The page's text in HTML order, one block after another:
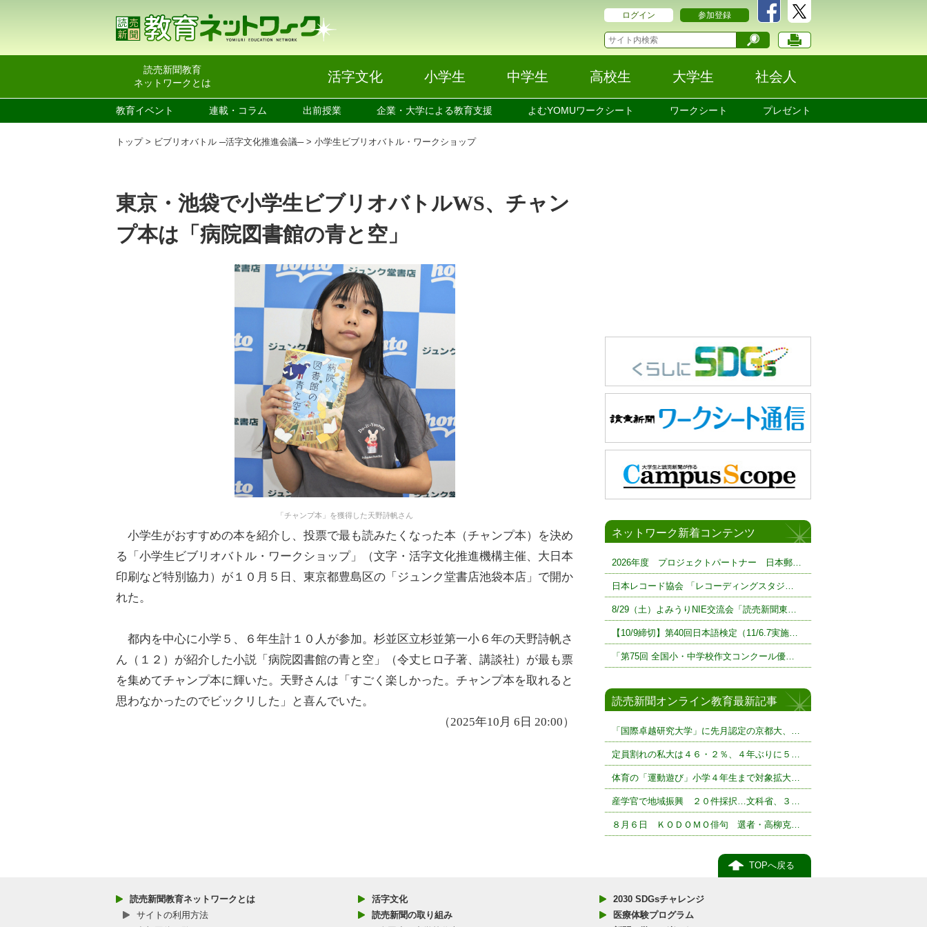
ログイン 参加登録
読売新聞教育
ネットワークとは
活字文化 小学生 中学生 高校生 大学生 社会人
教育イベント 連載・コラム 出前授業 企業・大学による教育支援 よむYOMUワークシート ワークシート プレゼント
トップ ビブリオバトル ─活字文化推進会議─ 小学生ビブリオバトル・ワークショップ
東京・池袋で小学生ビブリオバトルWS、チャン
プ本は「病院図書館の青と空」
「チャンプ本」を獲得した天野詩帆さん
小学生がおすすめの本を紹介し、投票で最も読みたくなった本（チャンプ本）を決め
る「小学生ビブリオバトル・ワークショップ」（文字・活字文化推進機構主催、大日本
印刷など特別協力）が１０月５日、東京都豊島区の「ジュンク堂書店池袋本店」で開か
れた。
都内を中心に小学５、６年生計１０人が参加。杉並区立杉並第一小６年の天野詩帆さ
ん（１２）が紹介した小説「病院図書館の青と空」（令丈ヒロ子著、講談社）が最も票
を集めてチャンプ本に輝いた。天野さんは「すごく楽しかった。チャンプ本を取れると
思わなかったのでビックリした」と喜んでいた。
（2025年10月 6日 20:00）
ネットワーク新着コンテンツ
2026年度 プロジェクトパートナー 日本郵…
日本レコード協会 「レコーディングスタジ…
8/29（土）よみうりNIE交流会「読売新聞東…
【10/9締切】第40回日本語検定（11/6.7実施…
「第75回 全国小・中学校作文コンクール優…
読売新聞オンライン教育最新記事
「国際卓越研究大学」に先月認定の京都大、…
定員割れの私大は４６・２％、４年ぶりに５…
体育の「運動遊び」小学４年生まで対象拡大…
産学官で地域振興 ２０件採択…文科省、３…
８月６日 ＫＯＤＯＭＯ俳句 選者・高柳克…
TOPへ戻る
読売新聞教育ネットワークとは
サイトの利用方法
活字文化
読売新聞の取り組み
2030 SDGsチャレンジ
医療体験プログラム